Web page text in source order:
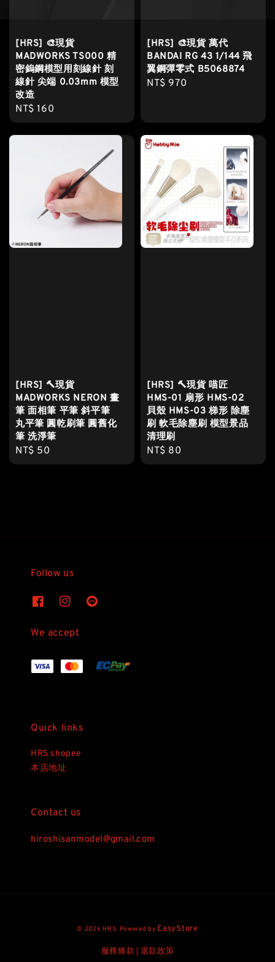
[HRS] 🎨現貨
MADWORKS TS000 精
密鎢鋼模型用刻線針 刻
線針 尖端 0.03mm 模型
改造
Regular
price
NT$ 160
[HRS] 🎨現貨 萬代
BANDAI RG 43 1/144 飛
翼鋼彈零式 B5068874
Regular
NT$ 970
[HRS] 🔨現貨
MADWORKS NERON 畫
筆 面相筆 平筆 斜平筆
丸平筆 圓乾刷筆 圓舊化
筆 洗淨筆
Regular
price
NT$ 50
[HRS] 🔨現貨 喵匠
HMS-01 扇形 HMS-02
貝殼 HMS-03 梯形 除塵
刷 軟毛除塵刷 模型景品
清理刷
Regular
price
NT$ 80
Follow us
We accept
Quick links
HRS shopee
本店地址
Contact us
hiroshisanmodel@gmail.com
© 2026 HRS. Powered by EasyStore
服務條款 退款政策